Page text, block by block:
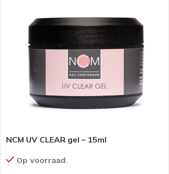
NCM UV CLEAR gel – 15ml
Op voorraad